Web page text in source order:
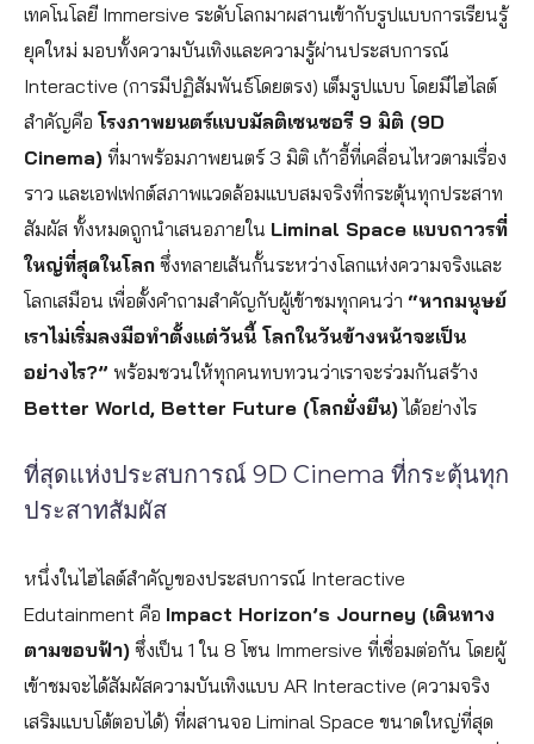
เทคโนโลยี Immersive ระดับโลกมาผสานเข้ากับรูปแบบการเรียนรู้
ยุคใหม่ มอบทั้งความบันเทิงและความรู้ผ่านประสบการณ์
Interactive (การมีปฏิสัมพันธ์โดยตรง) เต็มรูปแบบ โดยมีไฮไลต์
สำคัญคือ โรงภาพยนตร์แบบมัลติเซนซอรี 9 มิติ (9D
Cinema) ที่มาพร้อมภาพยนตร์ 3 มิติ เก้าอี้ที่เคลื่อนไหวตามเรื่อง
ราว และเอฟเฟกต์สภาพแวดล้อมแบบสมจริงที่กระตุ้นทุกประสาท
สัมผัส ทั้งหมดถูกนำเสนอภายใน Liminal Space แบบถาวรที่
ใหญ่ที่สุดในโลก ซึ่งทลายเส้นกั้นระหว่างโลกแห่งความจริงและ
โลกเสมือน เพื่อตั้งคำถามสำคัญกับผู้เข้าชมทุกคนว่า “หากมนุษย์
เราไม่เริ่มลงมือทำตั้งแต่วันนี้ โลกในวันข้างหน้าจะเป็น
อย่างไร?” พร้อมชวนให้ทุกคนทบทวนว่าเราจะร่วมกันสร้าง
Better World, Better Future (โลกยั่งยืน)ได้อย่างไร
ที่สุดแห่งประสบการณ์ 9D Cinema ที่กระตุ้นทุก
ประสาทสัมผัส
หนึ่งในไฮไลต์สำคัญของประสบการณ์ Interactive
Edutainment คือ Impact Horizon’s Journey (เดินทาง
ตามขอบฟ้า) ซึ่งเป็น 1 ใน 8 โซน Immersive ที่เชื่อมต่อกัน โดยผู้
เข้าชมจะได้สัมผัสความบันเทิงแบบ AR Interactive (ความจริง
เสริมแบบโต้ตอบได้) ที่ผสานจอ Liminal Space ขนาดใหญ่ที่สุด